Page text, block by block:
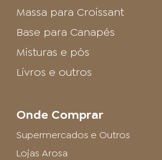
Massa para Croissant
Base para Canapés
Misturas e pós
Livros e outros
Onde Comprar
Supermercados e Outros
Lojas Arosa